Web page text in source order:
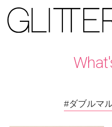
#ダブルマ